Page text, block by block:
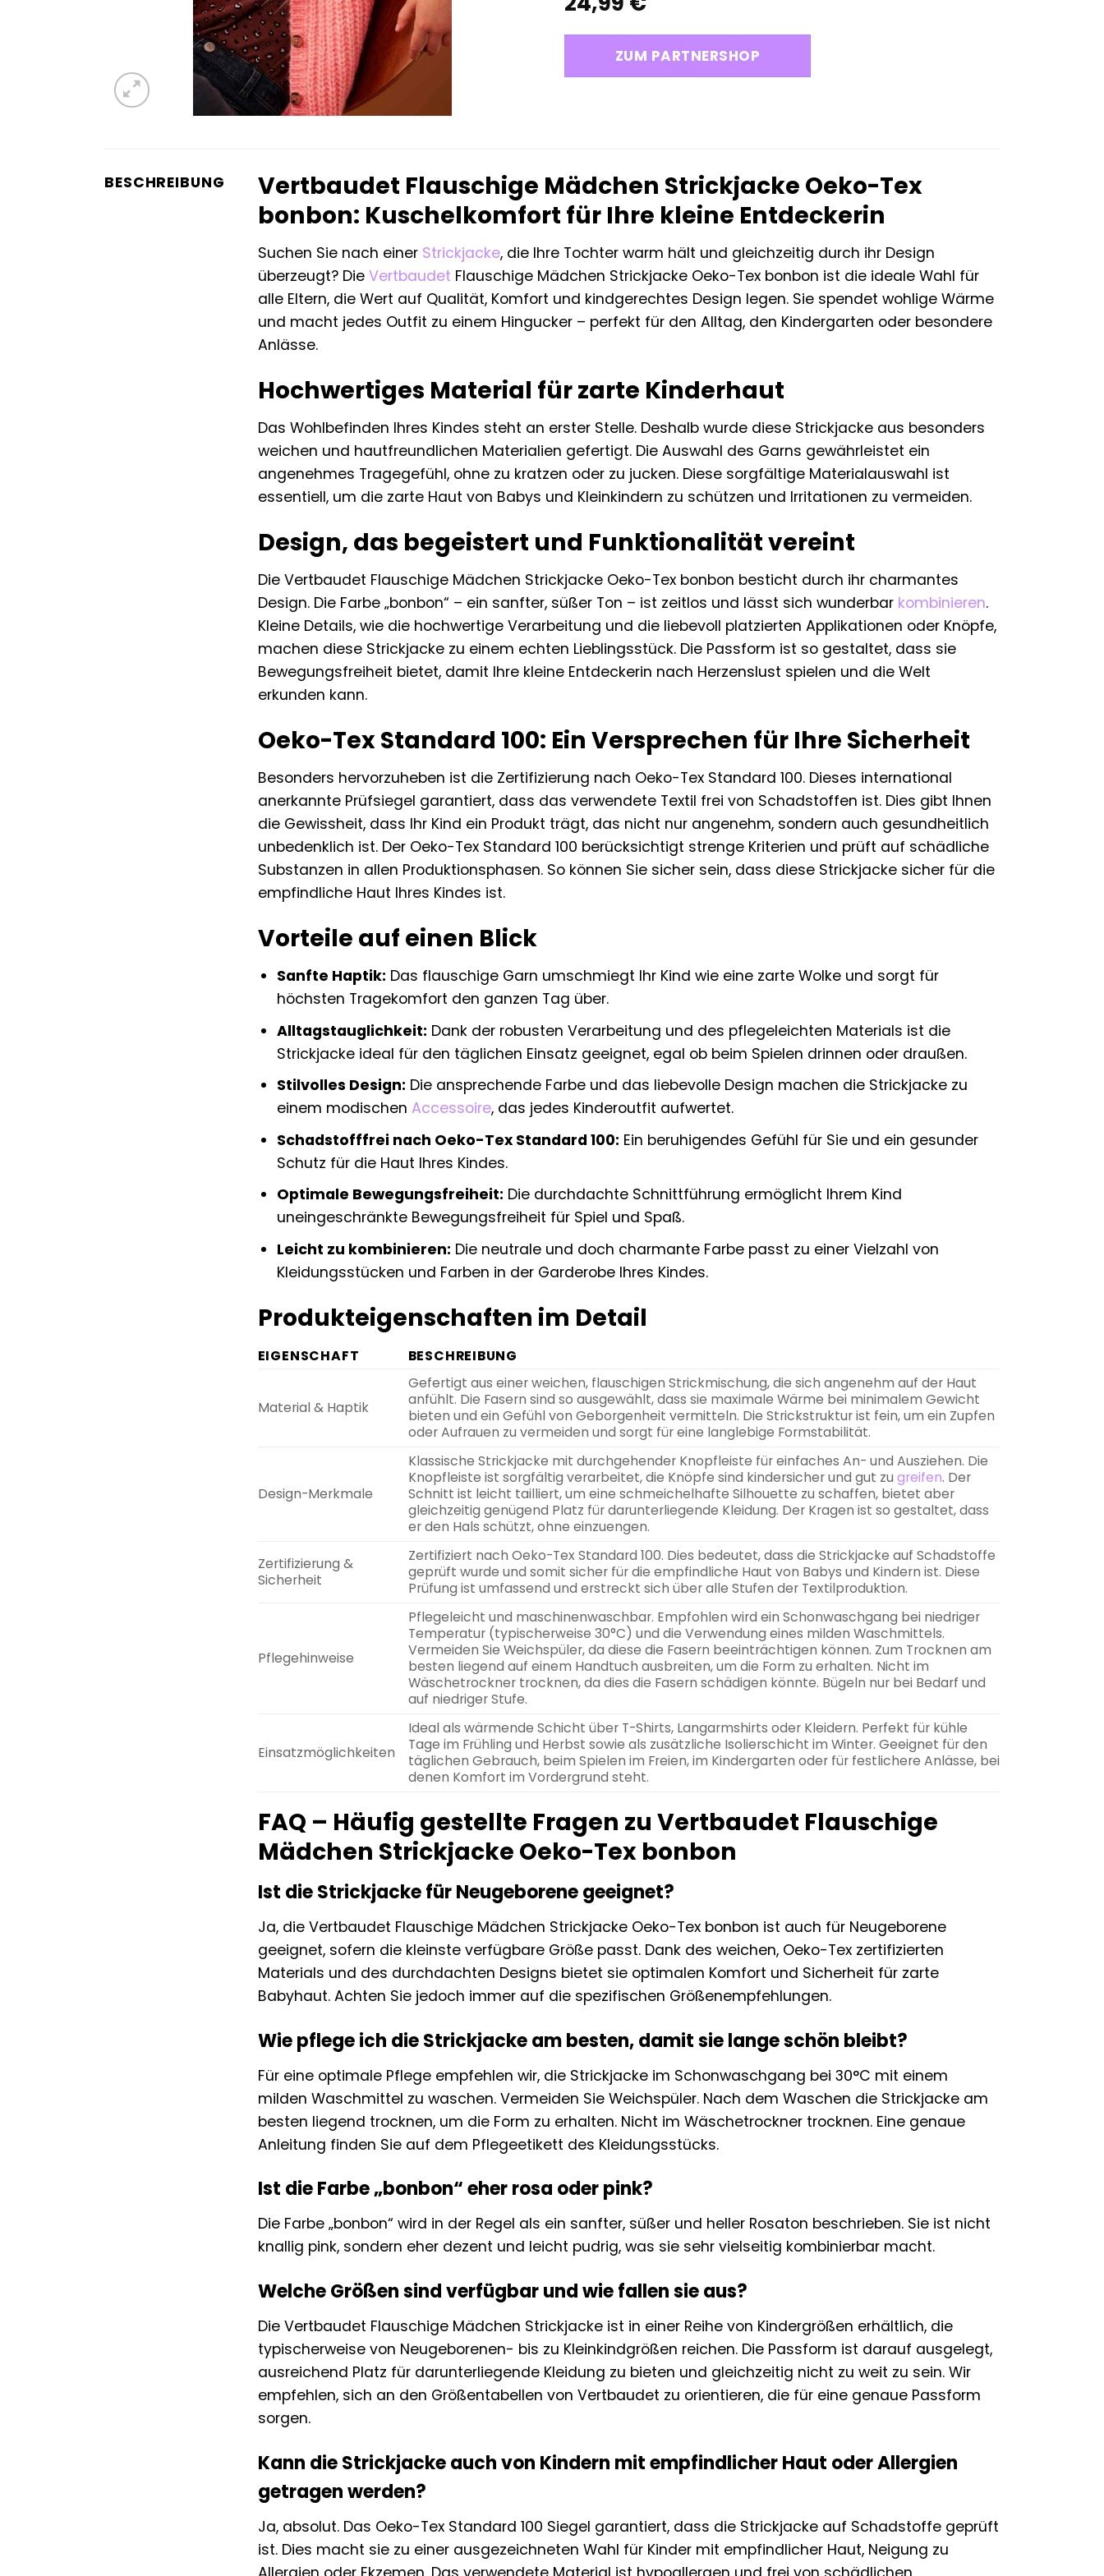
ZUM PARTNERSHOP
BESCHREIBUNG
Vertbaudet Flauschige Mädchen Strickjacke Oeko-Tex
bonbon: Kuschelkomfort für Ihre kleine Entdeckerin
Suchen Sie nach einer Strickjacke, die Ihre Tochter warm hält und gleichzeitig durch ihr Design
überzeugt? Die Vertbaudet Flauschige Mädchen Strickjacke Oeko-Tex bonbon ist die ideale Wahl für
alle Eltern, die Wert auf Qualität, Komfort und kindgerechtes Design legen. Sie spendet wohlige Wärme
und macht jedes Outfit zu einem Hingucker – perfekt für den Alltag, den Kindergarten oder besondere
Anlässe.
Hochwertiges Material für zarte Kinderhaut
Das Wohlbefinden Ihres Kindes steht an erster Stelle. Deshalb wurde diese Strickjacke aus besonders
weichen und hautfreundlichen Materialien gefertigt. Die Auswahl des Garns gewährleistet ein
angenehmes Tragegefühl, ohne zu kratzen oder zu jucken. Diese sorgfältige Materialauswahl ist
essentiell, um die zarte Haut von Babys und Kleinkindern zu schützen und Irritationen zu vermeiden.
Design, das begeistert und Funktionalität vereint
Die Vertbaudet Flauschige Mädchen Strickjacke Oeko-Tex bonbon besticht durch ihr charmantes
Design. Die Farbe „bonbon“ – ein sanfter, süßer Ton – ist zeitlos und lässt sich wunderbar kombinieren.
Kleine Details, wie die hochwertige Verarbeitung und die liebevoll platzierten Applikationen oder Knöpfe,
machen diese Strickjacke zu einem echten Lieblingsstück. Die Passform ist so gestaltet, dass sie
Bewegungsfreiheit bietet, damit Ihre kleine Entdeckerin nach Herzenslust spielen und die Welt
erkunden kann.
Oeko-Tex Standard 100: Ein Versprechen für Ihre Sicherheit
Besonders hervorzuheben ist die Zertifizierung nach Oeko-Tex Standard 100. Dieses international
anerkannte Prüfsiegel garantiert, dass das verwendete Textil frei von Schadstoffen ist. Dies gibt Ihnen
die Gewissheit, dass Ihr Kind ein Produkt trägt, das nicht nur angenehm, sondern auch gesundheitlich
unbedenklich ist. Der Oeko-Tex Standard 100 berücksichtigt strenge Kriterien und prüft auf schädliche
Substanzen in allen Produktionsphasen. So können Sie sicher sein, dass diese Strickjacke sicher für die
empfindliche Haut Ihres Kindes ist.
Vorteile auf einen Blick
Sanfte Haptik: Das flauschige Garn umschmiegt Ihr Kind wie eine zarte Wolke und sorgt für
höchsten Tragekomfort den ganzen Tag über.
Alltagstauglichkeit: Dank der robusten Verarbeitung und des pflegeleichten Materials ist die
Strickjacke ideal für den täglichen Einsatz geeignet, egal ob beim Spielen drinnen oder draußen.
Stilvolles Design: Die ansprechende Farbe und das liebevolle Design machen die Strickjacke zu
einem modischen Accessoire, das jedes Kinderoutfit aufwertet.
Schadstofffrei nach Oeko-Tex Standard 100: Ein beruhigendes Gefühl für Sie und ein gesunder
Schutz für die Haut Ihres Kindes.
Optimale Bewegungsfreiheit: Die durchdachte Schnittführung ermöglicht Ihrem Kind
uneingeschränkte Bewegungsfreiheit für Spiel und Spaß.
Leicht zu kombinieren: Die neutrale und doch charmante Farbe passt zu einer Vielzahl von
Kleidungsstücken und Farben in der Garderobe Ihres Kindes.
Produkteigenschaften im Detail
EIGENSCHAFT BESCHREIBUNG
Material & Haptik
Gefertigt aus einer weichen, flauschigen Strickmischung, die sich angenehm auf der Haut
anfühlt. Die Fasern sind so ausgewählt, dass sie maximale Wärme bei minimalem Gewicht
bieten und ein Gefühl von Geborgenheit vermitteln. Die Strickstruktur ist fein, um ein Zupfen
oder Aufrauen zu vermeiden und sorgt für eine langlebige Formstabilität.
Design-Merkmale
Klassische Strickjacke mit durchgehender Knopfleiste für einfaches An- und Ausziehen. Die
Knopfleiste ist sorgfältig verarbeitet, die Knöpfe sind kindersicher und gut zu greifen. Der
Schnitt ist leicht tailliert, um eine schmeichelhafte Silhouette zu schaffen, bietet aber
gleichzeitig genügend Platz für darunterliegende Kleidung. Der Kragen ist so gestaltet, dass
er den Hals schützt, ohne einzuengen.
Zertifizierung &
Sicherheit
Zertifiziert nach Oeko-Tex Standard 100. Dies bedeutet, dass die Strickjacke auf Schadstoffe
geprüft wurde und somit sicher für die empfindliche Haut von Babys und Kindern ist. Diese
Prüfung ist umfassend und erstreckt sich über alle Stufen der Textilproduktion.
Pflegehinweise
Pflegeleicht und maschinenwaschbar. Empfohlen wird ein Schonwaschgang bei niedriger
Temperatur (typischerweise 30°C) und die Verwendung eines milden Waschmittels.
Vermeiden Sie Weichspüler, da diese die Fasern beeinträchtigen können. Zum Trocknen am
besten liegend auf einem Handtuch ausbreiten, um die Form zu erhalten. Nicht im
Wäschetrockner trocknen, da dies die Fasern schädigen könnte. Bügeln nur bei Bedarf und
auf niedriger Stufe.
Einsatzmöglichkeiten
Ideal als wärmende Schicht über T-Shirts, Langarmshirts oder Kleidern. Perfekt für kühle
Tage im Frühling und Herbst sowie als zusätzliche Isolierschicht im Winter. Geeignet für den
täglichen Gebrauch, beim Spielen im Freien, im Kindergarten oder für festlichere Anlässe, bei
denen Komfort im Vordergrund steht.
FAQ – Häufig gestellte Fragen zu Vertbaudet Flauschige
Mädchen Strickjacke Oeko-Tex bonbon
Ist die Strickjacke für Neugeborene geeignet?
Ja, die Vertbaudet Flauschige Mädchen Strickjacke Oeko-Tex bonbon ist auch für Neugeborene
geeignet, sofern die kleinste verfügbare Größe passt. Dank des weichen, Oeko-Tex zertifizierten
Materials und des durchdachten Designs bietet sie optimalen Komfort und Sicherheit für zarte
Babyhaut. Achten Sie jedoch immer auf die spezifischen Größenempfehlungen.
Wie pflege ich die Strickjacke am besten, damit sie lange schön bleibt?
Für eine optimale Pflege empfehlen wir, die Strickjacke im Schonwaschgang bei 30°C mit einem
milden Waschmittel zu waschen. Vermeiden Sie Weichspüler. Nach dem Waschen die Strickjacke am
besten liegend trocknen, um die Form zu erhalten. Nicht im Wäschetrockner trocknen. Eine genaue
Anleitung finden Sie auf dem Pflegeetikett des Kleidungsstücks.
Ist die Farbe „bonbon“ eher rosa oder pink?
Die Farbe „bonbon“ wird in der Regel als ein sanfter, süßer und heller Rosaton beschrieben. Sie ist nicht
knallig pink, sondern eher dezent und leicht pudrig, was sie sehr vielseitig kombinierbar macht.
Welche Größen sind verfügbar und wie fallen sie aus?
Die Vertbaudet Flauschige Mädchen Strickjacke ist in einer Reihe von Kindergrößen erhältlich, die
typischerweise von Neugeborenen- bis zu Kleinkindgrößen reichen. Die Passform ist darauf ausgelegt,
ausreichend Platz für darunterliegende Kleidung zu bieten und gleichzeitig nicht zu weit zu sein. Wir
empfehlen, sich an den Größentabellen von Vertbaudet zu orientieren, die für eine genaue Passform
sorgen.
Kann die Strickjacke auch von Kindern mit empfindlicher Haut oder Allergien
getragen werden?
Ja, absolut. Das Oeko-Tex Standard 100 Siegel garantiert, dass die Strickjacke auf Schadstoffe geprüft
ist. Dies macht sie zu einer ausgezeichneten Wahl für Kinder mit empfindlicher Haut, Neigung zu